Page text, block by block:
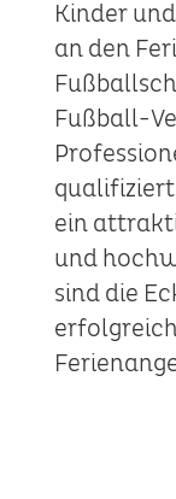
Kinder
an den
Fußball-
ein
und
sind die